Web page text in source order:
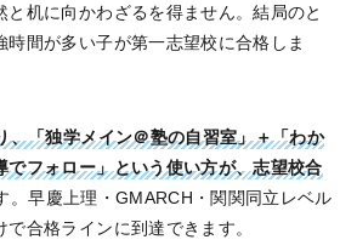
と机に向かわざるを得ません。結局のと
時間が多い子が第一志望校に合格しま
、「独学メイン＠塾の自習室」＋「わか
でフォロー」という使い方が、志望校合
。早慶上理・GMARCH・関関同立レベル
合格ラインに到達できます。